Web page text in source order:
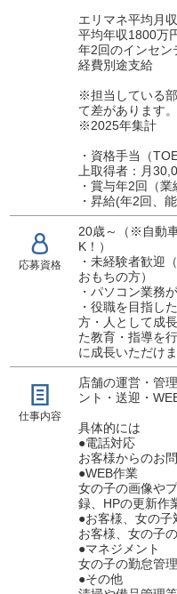
エリマネ平均月
平均年収1800万
年2回のインセン
経費別途支給
※担当している
て差があります。
※2025年集計
・資格手当（
上取得者：月
・賞与年2回（業
・昇給(年2回、
応募資格
20歳～（※自動
K！）
・未経験者歓迎
おもちの方）
・パソコン業務
・役職を目指し
方・人として成
た教育・指導を
に成長いただけま
仕事内容
店舗の運営・管
ント・送迎・
具体的には
●電話対応
お客様からのお
●WEB作業
女の子の画像や
録、HPの更新作
●お客様、女の子
お客様、女の子
●マネジメント
女の子の勤怠管
●その他